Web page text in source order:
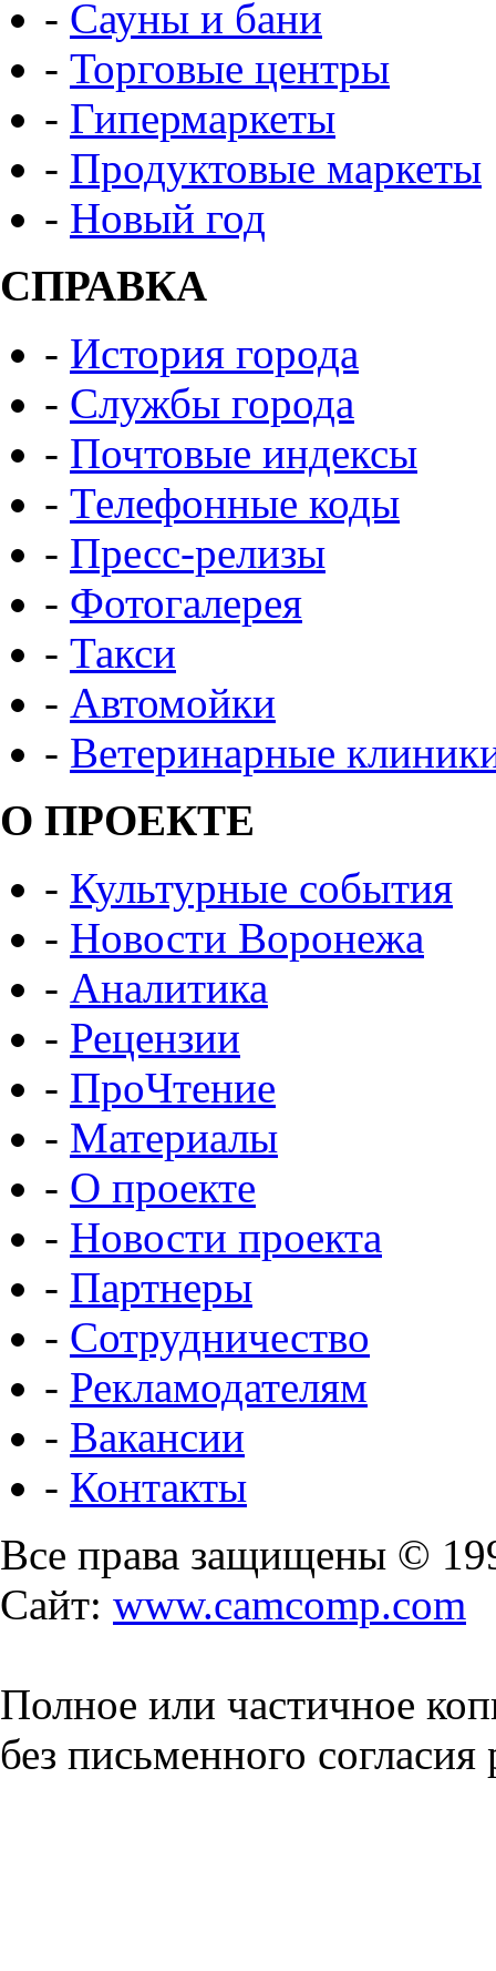
- Сауны и бани
- Торговые центры
- Гипермаркеты
- Продуктовые маркеты
- Новый год
СПРАВКА
- История города
- Службы города
- Почтовые индексы
- Телефонные коды
- Пресс-релизы
- Фотогалерея
- Такси
- Автомойки
- Ветеринарные
О ПРОЕКТЕ
- Культурные события
- Новости Воронежа
- Аналитика
- Рецензии
- ПроЧтение
- Материалы
- О проекте
- Новости проекта
- Партнеры
- Сотрудничество
- Рекламодателям
- Вакансии
- Контакты
Все права защищены ©
Сайт: www.camcomp.com
Полное или частичное
без письменного